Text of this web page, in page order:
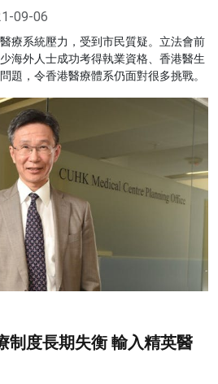
09-06
療系統壓力，受到市民質疑。立法會前
海外人士成功考得執業資格、香港醫生
題，令香港醫療體系仍面對很多挑戰。
制度長期失衡 輸入精英醫